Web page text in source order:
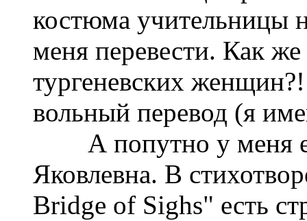
костюма учительницы
меня перевести. Как же
тургеневских
вольный перевод (я
А попутно у меня
Яковлевна. В
Bridge of Sighs" есть